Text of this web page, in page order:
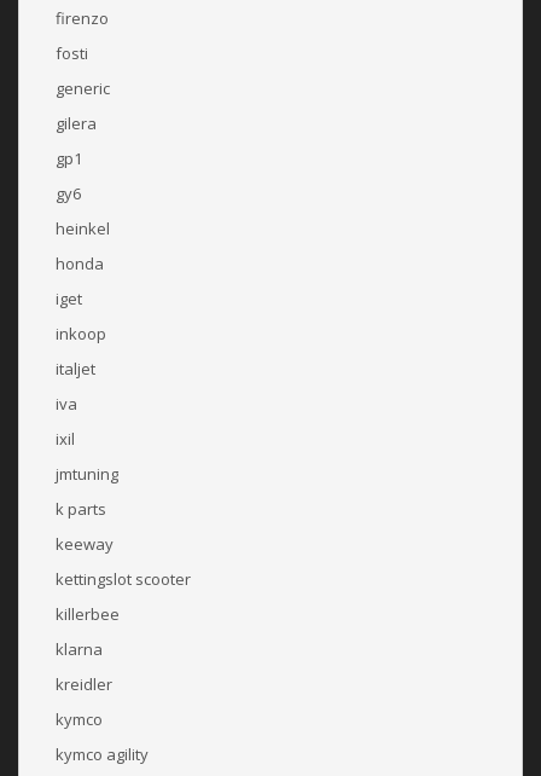
firenzo
fosti
generic
gilera
gp1
gy6
heinkel
honda
iget
inkoop
italjet
iva
ixil
jmtuning
k parts
keeway
kettingslot scooter
killerbee
klarna
kreidler
kymco
kymco agility